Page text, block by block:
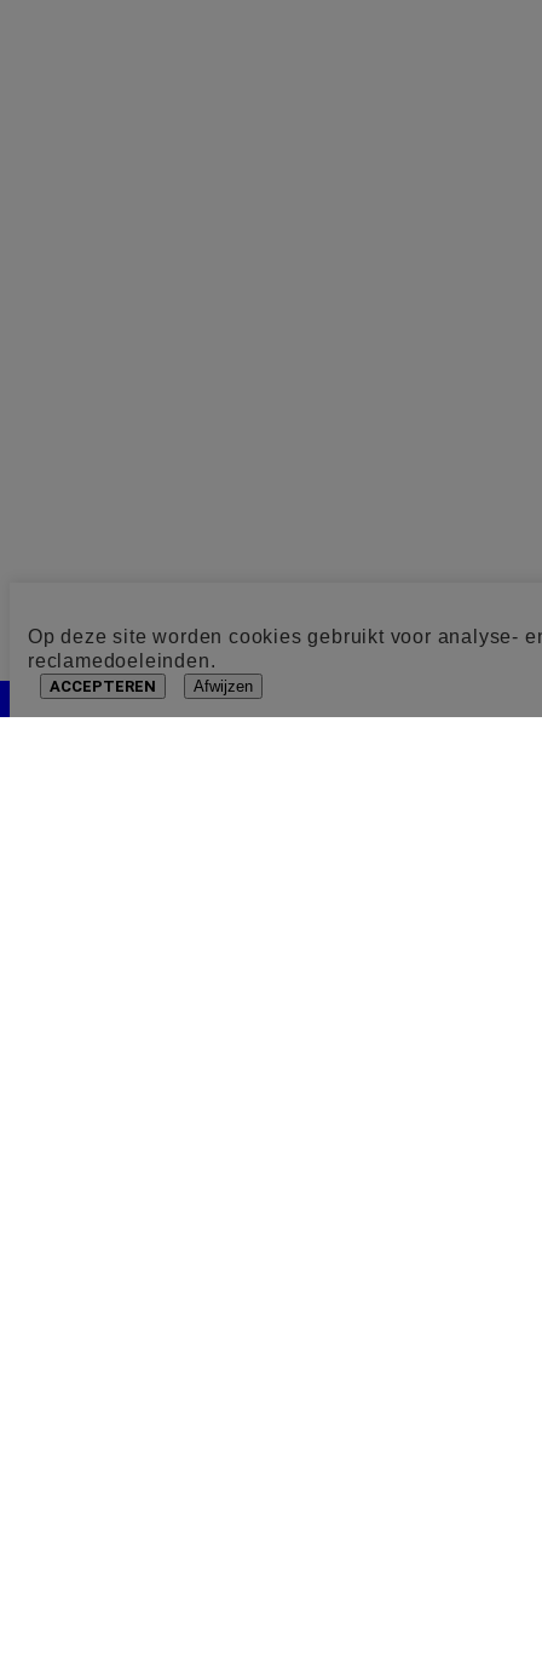
Op deze site worden cookies gebruikt voor analyse-
reclamedoeleinden.
ACCEPTEREN Afwijzen
Cookie toestemming